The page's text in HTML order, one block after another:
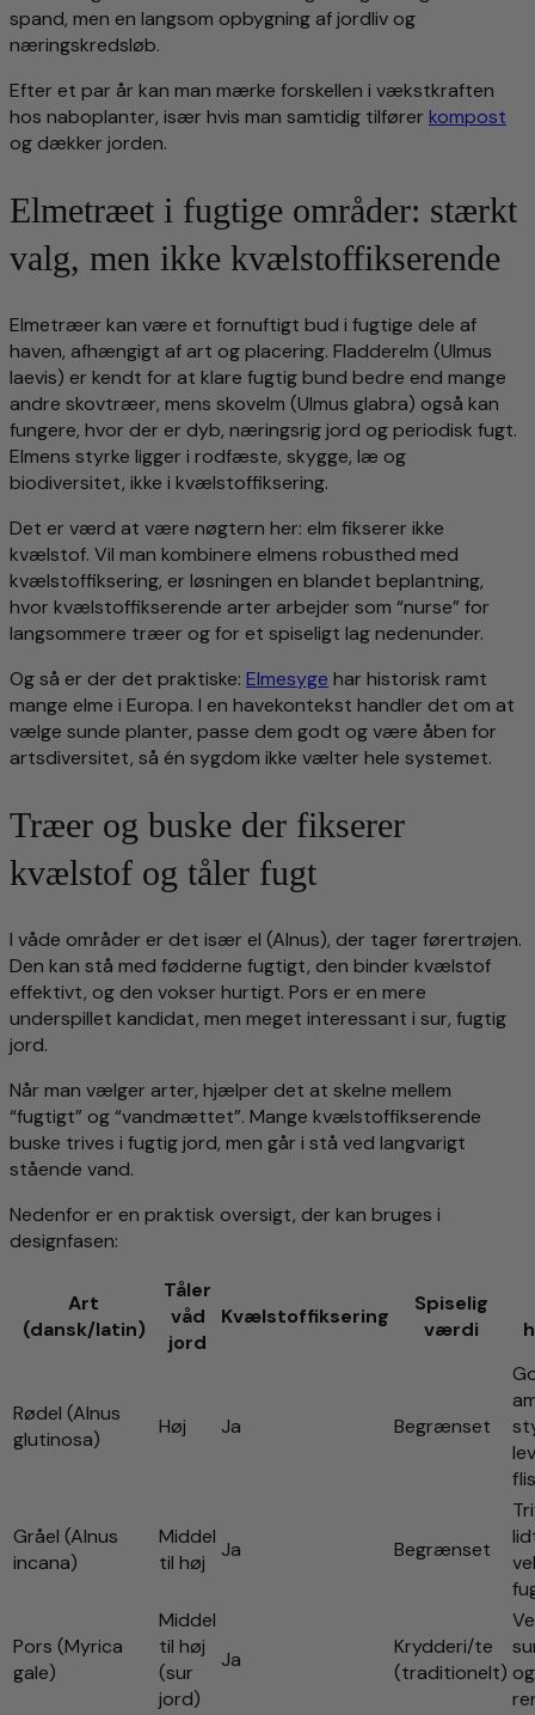
spand, men en langsom opbygning af jordliv og
næringskredsløb.
Efter et par år kan man mærke forskellen i vækstkraften
hos naboplanter, især hvis man samtidig tilfører kompost
og dækker jorden.
Elmetræet i fugtige områder: stærkt
valg, men ikke kvælstoffikserende
Elmetræer kan være et fornuftigt bud i fugtige dele af
haven, afhængigt af art og placering. Fladderelm (Ulmus
laevis) er kendt for at klare fugtig bund bedre end mange
andre skovtræer, mens skovelm (Ulmus glabra) også kan
fungere, hvor der er dyb, næringsrig jord og periodisk fugt.
Elmens styrke ligger i rodfæste, skygge, læ og
biodiversitet, ikke i kvælstoffiksering.
Det er værd at være nøgtern her: elm fikserer ikke
kvælstof. Vil man kombinere elmens robusthed med
kvælstoffiksering, er løsningen en blandet beplantning,
hvor kvælstoffikserende arter arbejder som “nurse” for
langsommere træer og for et spiseligt lag nedenunder.
Og så er der det praktiske: Elmesyge har historisk ramt
mange elme i Europa. I en havekontekst handler det om at
vælge sunde planter, passe dem godt og være åben for
artsdiversitet, så én sygdom ikke vælter hele systemet.
Træer og buske der fikserer
kvælstof og tåler fugt
I våde områder er det især el (Alnus), der tager førertrøjen.
Den kan stå med fødderne fugtigt, den binder kvælstof
effektivt, og den vokser hurtigt. Pors er en mere
underspillet kandidat, men meget interessant i sur, fugtig
jord.
Når man vælger arter, hjælper det at skelne mellem
“fugtigt” og “vandmættet”. Mange kvælstoffikserende
buske trives i fugtig jord, men går i stå ved langvarigt
stående vand.
Nedenfor er en praktisk oversigt, der kan bruges i
designfasen:
Art
(dansk/latin)
Tåler
våd
jord
Kvælstoffiksering
Spiselig
værdi
Rødel (Alnus
glutinosa)
Høj Ja Begrænset
Gråel (Alnus
incana)
Middel
til høj
Ja Begrænset
Pors (Myrica
gale)
Middel
til høj
(sur
jord)
Ja
Krydderi/te
(traditionelt)